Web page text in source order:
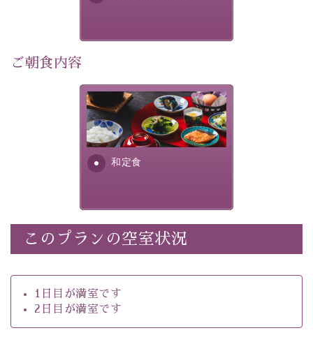
す）
貸切温泉風呂40分無料（滞在中一回）
・朝夕個室料亭で個室食
・諏訪大社4社を巡る無料参拝バス（事前予約制）
・館内着をご用意
・就寝用パジャマをご用意
・環境に配慮したアメニティをご用意
・チェックイン15時、チェックアウト10時
・朝夕個室料亭で個室食
・ご夕食は地産地消の創作和会席 美湖膳（二十四節気
ご朝食内容
和定食
さっぱりとした和食膳に使わ
れる食材は、諏訪の名産品を
ふんだんに取り入れ、安心・
安全を心掛けた長野県産...
このプランの空室状況
1日目が満室です
2日目が満室です